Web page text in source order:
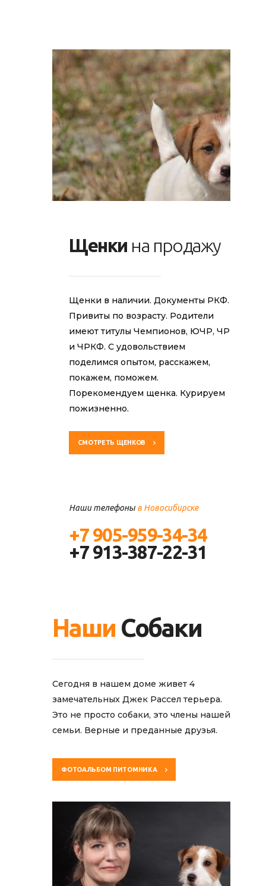
Щенки на продажу
Щенки в наличии. Документы РКФ.
Привиты по возрасту. Родители
имеют титулы Чемпионов, ЮЧР, ЧР
и ЧРКФ. С удовольствием
поделимся опытом, расскажем,
покажем, поможем.
Порекомендуем щенка. Курируем
пожизненно.
СМОТРЕТЬ ЩЕНКОВ
Наши телефоны в Новосибирске
+7 905-959-34-34
+7 913-387-22-31
Наши Собаки
Сегодня в нашем доме живет 4
замечательных Джек Рассел терьера.
Это не просто собаки, это члены нашей
семьи. Верные и преданные друзья.
ФОТОАЛЬБОМ ПИТОМНИКА